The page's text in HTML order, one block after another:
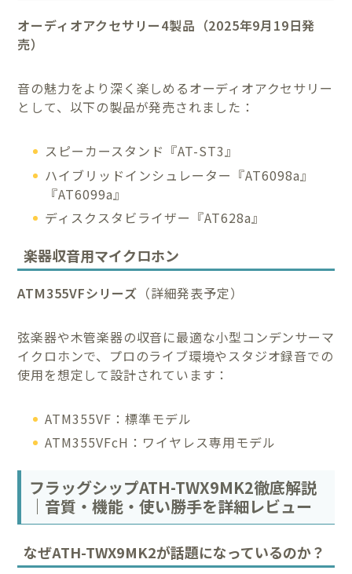
オーディオアクセサリー4製品（2025年9月19日発
売）
音の魅力をより深く楽しめるオーディオアクセサリー
として、以下の製品が発売されました：
スピーカースタンド『AT-ST3』
ハイブリッドインシュレーター『AT6098a』
『AT6099a』
ディスクスタビライザー『AT628a』
楽器収音用マイクロホン
ATM355VFシリーズ （詳細発表予定）
弦楽器や木管楽器の収音に最適な小型コンデンサーマ
イクロホンで、プロのライブ環境やスタジオ録音での
使用を想定して設計されています：
ATM355VF：標準モデル
ATM355VFcH：ワイヤレス専用モデル
フラッグシップATH-TWX9MK2徹底解説
｜音質・機能・使い勝手を詳細レビュー
なぜATH-TWX9MK2が話題になっているのか？